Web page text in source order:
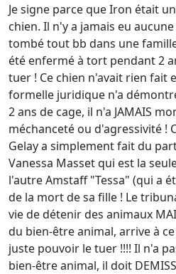
Je signe parce que Iron était
chien. Il n'y a jamais eu
tombé tout bb dans une
été enfermé à tort pendant 2
tuer ! Ce chien n'avait rien fait
formelle juridique n'a
2 ans de cage, il n'a JAMAIS
méchanceté ou d'agressivité !
Gelay a simplement fait du
Vanessa Masset qui est la
l'autre Amstaff "Tessa" (qui a
de la mort de sa fille ! Le
vie de détenir des animaux
du bien-être animal, arrive à
juste pouvoir le tuer !!!! Il n'a
bien-être animal, il doit